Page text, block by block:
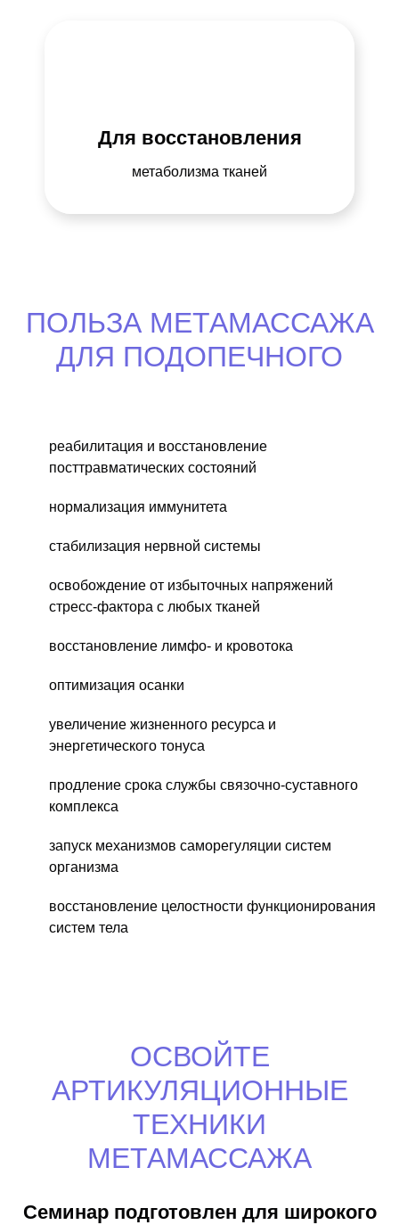
Для восстановления
метаболизма тканей
ПОЛЬЗА МЕТАМАССАЖА
ДЛЯ ПОДОПЕЧНОГО
реабилитация и восстановление
посттравматических состояний
нормализация иммунитета
стабилизация нервной системы
освобождение от избыточных напряжений
стресс-фактора с любых тканей
восстановление лимфо- и кровотока
оптимизация осанки
увеличение жизненного ресурса и
энергетического тонуса
продление срока службы связочно-суставного
комплекса
запуск механизмов саморегуляции систем
организма
восстановление целостности функционирования
систем тела
ОСВОЙТЕ
АРТИКУЛЯЦИОННЫЕ
ТЕХНИКИ
МЕТАМАССАЖА
Семинар подготовлен для широкого